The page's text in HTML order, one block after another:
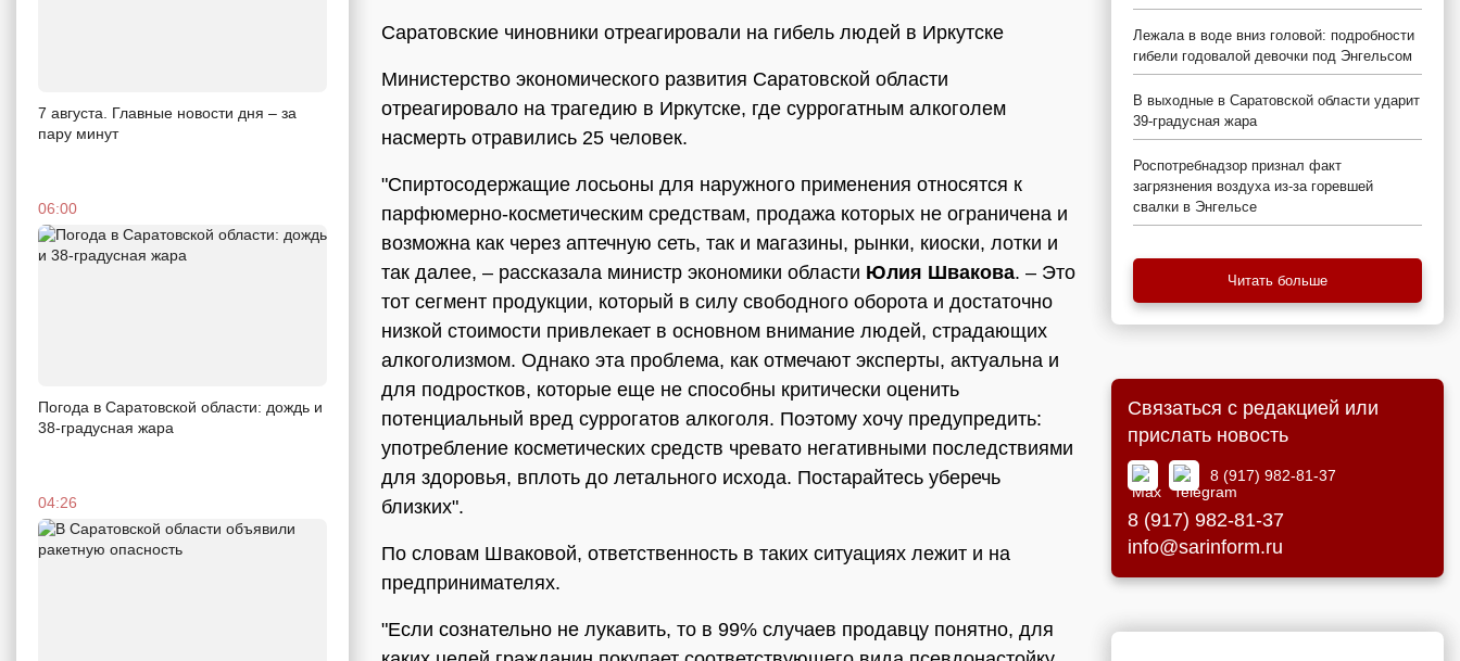
7 августа. Главные новости дня – за
пару минут
06:00
Погода в Саратовской области: дождь и
38-градусная жара
04:26
Саратовские чиновники отреагировали на гибель людей в Иркутске
Министерство экономического развития Саратовской области
отреагировало на трагедию в Иркутске, где суррогатным алкоголем
насмерть отравились 25 человек.
"Спиртосодержащие лосьоны для наружного применения относятся к
парфюмерно-косметическим средствам, продажа которых не ограничена и
возможна как через аптечную сеть, так и магазины, рынки, киоски, лотки и
так далее, – рассказала министр экономики области Юлия Швакова. – Это
тот сегмент продукции, который в силу свободного оборота и достаточно
низкой стоимости привлекает в основном внимание людей, страдающих
алкоголизмом. Однако эта проблема, как отмечают эксперты, актуальна и
для подростков, которые еще не способны критически оценить
потенциальный вред суррогатов алкоголя. Поэтому хочу предупредить:
употребление косметических средств чревато негативными последствиями
для здоровья, вплоть до летального исхода. Постарайтесь уберечь
близких".
По словам Шваковой, ответственность в таких ситуациях лежит и на
предпринимателях.
"Если сознательно не лукавить, то в 99% случаев продавцу понятно, для
Лежала в воде вниз головой: подробности
гибели годовалой девочки под Энгельсом
В выходные в Саратовской области ударит
39-градусная жара
Роспотребнадзор признал факт
загрязнения воздуха из-за горевшей
свалки в Энгельсе
Читать больше
Связаться с редакцией или
прислать новость
8 (917) 982-81-37
8 (917) 982-81-37
info@sarinform.ru